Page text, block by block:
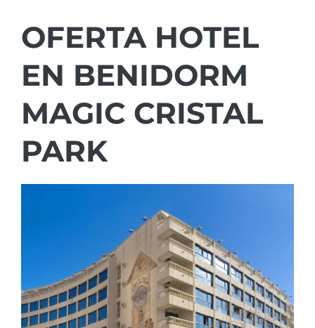
OFERTA HOTEL
EN BENIDORM
MAGIC CRISTAL
PARK